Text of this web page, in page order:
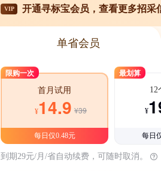
VIP 开通寻标宝会员，查看更多招采
单省会员
限购一次
首月试用
¥14.9 ¥39
每日仅0.48元
最划算
12
¥
每日
到期29元/月/省自动续费，可随时取消。